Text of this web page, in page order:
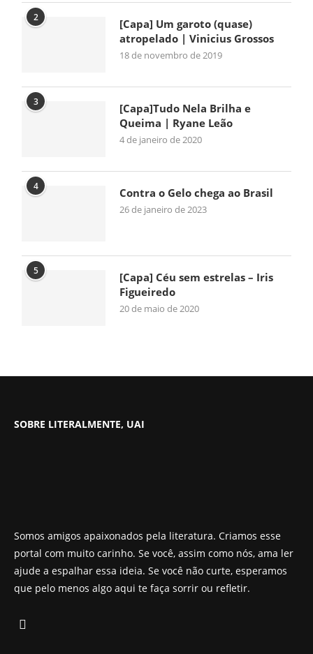
2
[Capa] Um garoto (quase)
atropelado | Vinicius Grossos
18 de novembro de 2019
3
[Capa]Tudo Nela Brilha e
Queima | Ryane Leão
4 de janeiro de 2020
4 Contra o Gelo chega ao Brasil
26 de janeiro de 2023
5
[Capa] Céu sem estrelas – Iris
Figueiredo
20 de maio de 2020
SOBRE LITERALMENTE, UAI
Somos amigos apaixonados pela literatura. Criamos esse
portal com muito carinho. Se você, assim como nós, ama ler
ajude a espalhar essa ideia. Se você não curte, esperamos
que pelo menos algo aqui te faça sorrir ou refletir.